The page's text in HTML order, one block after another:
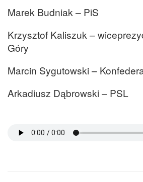
Marek Budniak – PiS
Krzysztof Kaliszuk –
Góry
Marcin Sygutowski –
Arkadiusz Dąbrowski – PSL